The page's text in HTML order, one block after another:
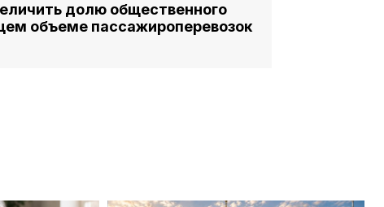
долю общественного
объеме пассажироперевозок